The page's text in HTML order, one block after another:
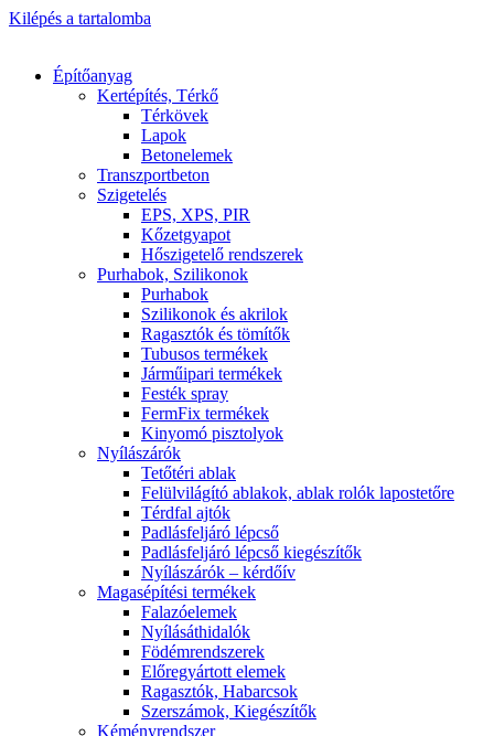
Kilépés a tartalomba
Építőanyag
Kertépítés, Térkő
Térkövek
Lapok
Betonelemek
Transzportbeton
Szigetelés
EPS, XPS, PIR
Kőzetgyapot
Hőszigetelő rendszerek
Purhabok, Szilikonok
Purhabok
Szilikonok és akrilok
Ragasztók és tömítők
Tubusos termékek
Járműipari termékek
Festék spray
FermFix termékek
Kinyomó pisztolyok
Nyílászárók
Tetőtéri ablak
Felülvilágító ablakok, ablak rolók lapostetőre
Térdfal ajtók
Padlásfeljáró lépcső
Padlásfeljáró lépcső kiegészítők
Nyílászárók – kérdőív
Magasépítési termékek
Falazóelemek
Nyílásáthidalók
Födémrendszerek
Előregyártott elemek
Ragasztók, Habarcsok
Szerszámok, Kiegészítők
Kéményrendszer